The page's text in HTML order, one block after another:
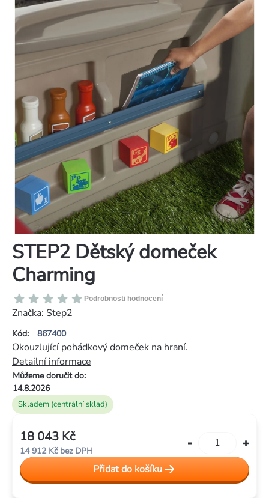
STEP2 Dětský domeček
Charming
Kód: 867400
Průměrné
hodnocení
produktu
je
0,0
z
5
hvězdiček.
Podrobnosti hodnocení
Značka: Step2
Skladem (centrální sklad)
Můžeme doručit do:
14.8.2026
Okouzlující pohádkový domeček na hraní.
Detailní informace
18 043 Kč
14 912 Kč bez DPH
cena:
Přidat do košíku